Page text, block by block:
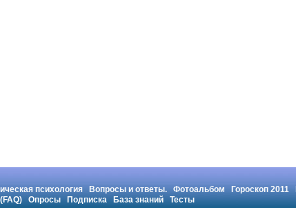
психология Вопросы и ответы. Фотоальбом Гороскоп 2011
Опросы Подписка База знаний Тесты